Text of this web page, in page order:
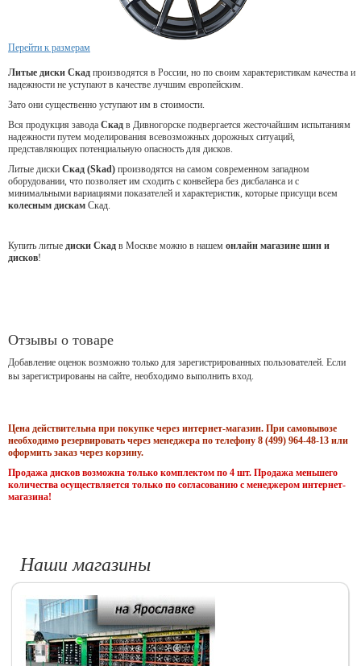
Перейти к размерам
Литые диски Скад производятся в России, но по своим характеристикам качества и
надежности не уступают в качестве лучшим европейским.
Зато они существенно уступают им в стоимости.
Вся продукция завода Скад в Дивногорске подвергается жесточайшим испытаниям
надежности путем моделирования всевозможных дорожных ситуаций,
представляющих потенциальную опасность для дисков.
Литые диски Скад (Skad) производятся на самом современном западном
оборудовании, что позволяет им сходить с конвейера без дисбаланса и с
минимальными вариациями показателей и характеристик, которые присущи всем
колесным дискам Скад.
Купить литые диски Скад в Москве можно в нашем онлайн магазине шин и
дисков!
Отзывы о товаре
Добавление оценок возможно только для зарегистрированных пользователей. Если
вы зарегистрированы на сайте, необходимо выполнить вход.
Цена действительна при покупке через интернет-магазин. При самовывозе
необходимо резервировать через менеджера по телефону 8 (499) 964-48-13 или
оформить заказ через корзину.
Продажа дисков возможна только комплектом по 4 шт. Продажа меньшего
количества осуществляется только по согласованию с менеджером интернет-
магазина!
Наши магазины